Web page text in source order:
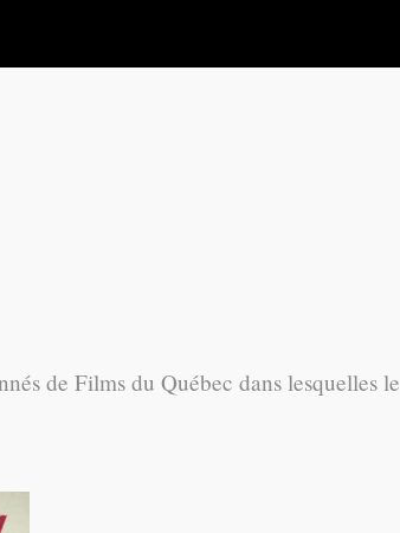
de Films du Québec dans lesquelles le